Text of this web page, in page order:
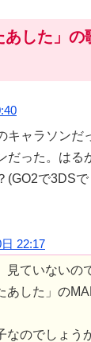
あした」の
キャラソンだ
だった。はる
(GO2で3DS
22:17
見ていないの
あした」の
のでしょう